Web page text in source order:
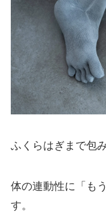
ふくらはぎまで包
体の連動性に「も
す。